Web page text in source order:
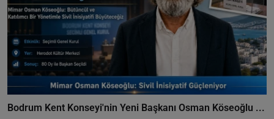
Bodrum Kent Konseyi'nin Yeni Başkanı Osman Köseoğlu ...